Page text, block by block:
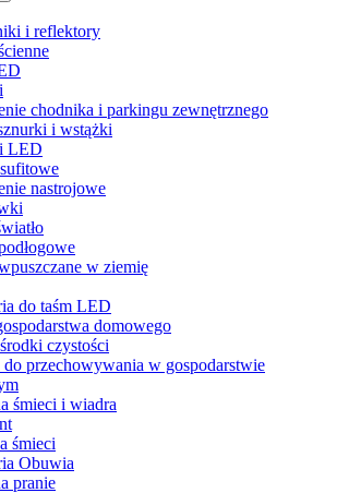
i reflektory
chodnika i parkingu zewnętrznego
i wstążki
LED
nastrojowe
w ziemię
do taśm LED
domowego
czystości
do przechowywania w gospodarstwie
śmieci i wiadra
śmieci
Obuwia
pranie